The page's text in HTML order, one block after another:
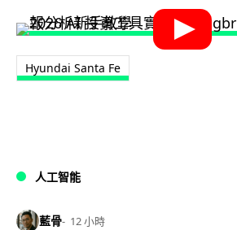
Hyundai Santa Fe
人工智能
藍骨 12 小時